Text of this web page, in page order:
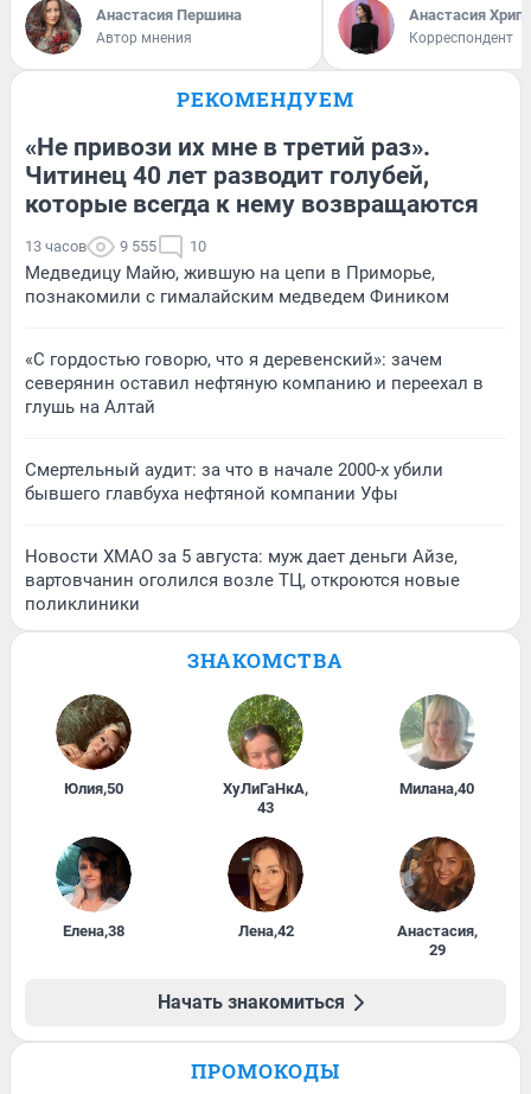
Анастасия Першина
Автор мнения
Анастасия
Корреспондент
РЕКОМЕНДУЕМ
«Не привози их мне в третий раз».
Читинец 40 лет разводит голубей,
которые всегда к нему возвращаются
13 часов 9 555 10
Медведицу Майю, жившую на цепи в Приморье,
познакомили с гималайским медведем Фиником
«С гордостью говорю, что я деревенский»: зачем
северянин оставил нефтяную компанию и переехал в
глушь на Алтай
Смертельный аудит: за что в начале 2000-х убили
бывшего главбуха нефтяной компании Уфы
Новости ХМАО за 5 августа: муж дает деньги Айзе,
вартовчанин оголился возле ТЦ, откроются новые
поликлиники
ЗНАКОМСТВА
Юлия,50 ХуЛиГаНкА,
43
Милана,40
Елена,38 Лена,42 Анастасия,
29
Начать знакомиться
ПРОМОКОДЫ